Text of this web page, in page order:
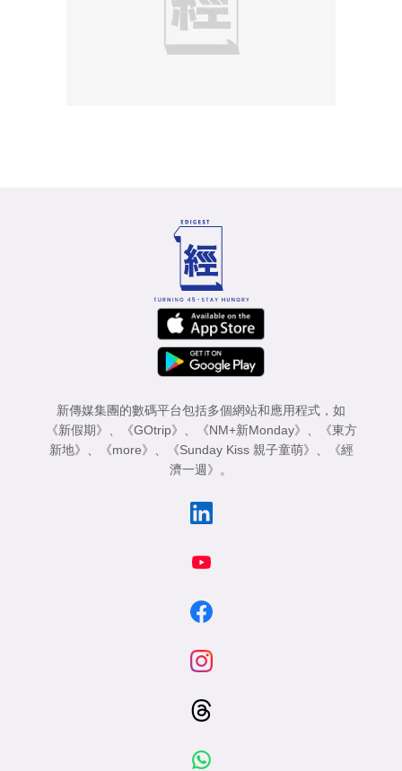
新傳媒集團的數碼平台包括多個網站和應用程式，如
《新假期》 、 《GOtrip》 、 《NM+新Monday》 、
《東方
新地》 、 《more》 、 《Sunday Kiss 親子童萌》 、
《經
濟一週》 。